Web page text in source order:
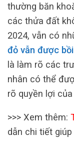
thường băn
các thửa đất
2024, vẫn có
đỏ vẫn được
là làm rõ các
nhân có thể
rõ quyền lợi
>>> Xem thêm:
dẫn chi tiết